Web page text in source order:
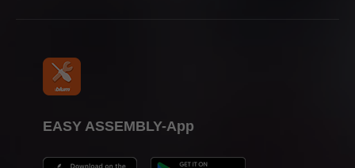
EASY ASSEMBLY-App